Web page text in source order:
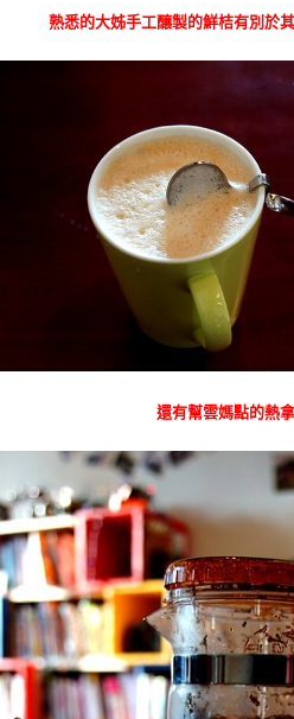
熟悉的大姊手工釀製的鮮桔有別於
還有幫雲媽點的熱